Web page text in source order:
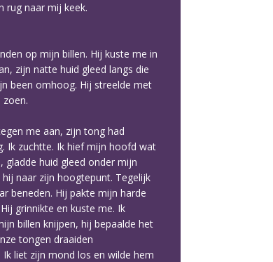
rug naar mij keek.
op mijn billen. Hij kuste me in
zijn natte huid gleed langs die
been omhoog. Hij streelde met
me aan, zijn tong had
Ik zuchtte. Ik hief mijn hoofd wat
huid gleed onder mijn
naar zijn hoogtepunt. Tegelijk
beneden. Hij pakte mijn harde
grinnikte en kuste me. Ik
billen knijpen, hij bepaalde het
tongen draaiden
liet zijn mond los en wilde hem